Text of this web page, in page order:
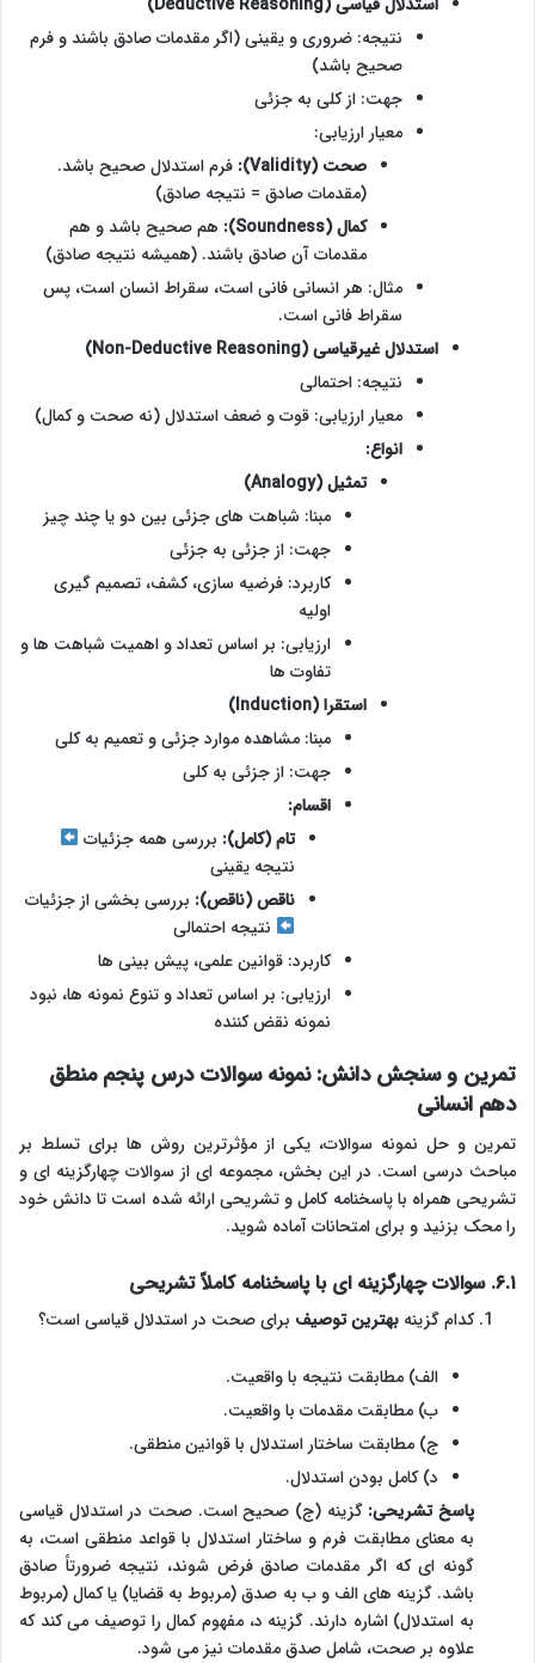
نتیجه: ضروری و یقینی (اگر مقدمات صادق باشند و فرم
صحیح باشد)
جهت: از کلی به جزئی
معیار ارزیابی:
صحت (Validity):
فرم استدلال صحیح باشد.
(مقدمات صادق = نتیجه صادق)
کمال (Soundness):
هم صحیح باشد و هم
مقدمات آن صادق باشند. (همیشه نتیجه صادق)
مثال: هر انسانی فانی است، سقراط انسان است، پس
سقراط فانی است.
استدلال غیرقیاسی (Non-Deductive Reasoning)
نتیجه: احتمالی
معیار ارزیابی: قوت و ضعف استدلال (نه صحت و کمال)
انواع:
تمثیل (Analogy)
مبنا: شباهت های جزئی بین دو یا چند چیز
جهت: از جزئی به جزئی
کاربرد: فرضیه سازی، کشف، تصمیم گیری
اولیه
ارزیابی: بر اساس تعداد و اهمیت شباهت ها و
تفاوت ها
استقرا (Induction)
مبنا: مشاهده موارد جزئی و تعمیم به کلی
جهت: از جزئی به کلی
اقسام:
تام (کامل): بررسی همه جزئیات
نتیجه یقینی
ناقص (ناقص): بررسی بخشی از جزئیات
نتیجه احتمالی
کاربرد: قوانین علمی، پیش بینی ها
ارزیابی: بر اساس تعداد و تنوع نمونه ها، نبود
نمونه نقض کننده
تمرین و سنجش دانش: نمونه سوالات درس پنجم منطق
دهم انسانی
تمرین و حل نمونه سوالات، یکی از مؤثرترین روش ها برای تسلط بر
مباحث درسی است. در این بخش، مجموعه ای از سوالات چهارگزینه ای و
تشریحی همراه با پاسخنامه کامل و تشریحی ارائه شده است تا دانش خود
را محک بزنید و برای امتحانات آماده شوید.
۶.۱. سوالات چهارگزینه ای با پاسخنامه کاملاً تشریحی
کدام گزینه بهترین توصیف برای صحت در استدلال قیاسی است؟
الف) مطابقت نتیجه با واقعیت.
ب) مطابقت مقدمات با واقعیت.
ج) مطابقت ساختار استدلال با قوانین منطقی.
د) کامل بودن استدلال.
پاسخ تشریحی: گزینه (ج) صحیح است. صحت در استدلال قیاسی
به معنای مطابقت فرم و ساختار استدلال با قواعد منطقی است، به
گونه ای که اگر مقدمات صادق فرض شوند، نتیجه ضرورتاً صادق
باشد. گزینه های الف و ب به صدق (مربوط به قضایا) یا کمال (مربوط
به استدلال) اشاره دارند. گزینه د، مفهوم کمال را توصیف می کند که
علاوه بر صحت، شامل صدق مقدمات نیز می شود.